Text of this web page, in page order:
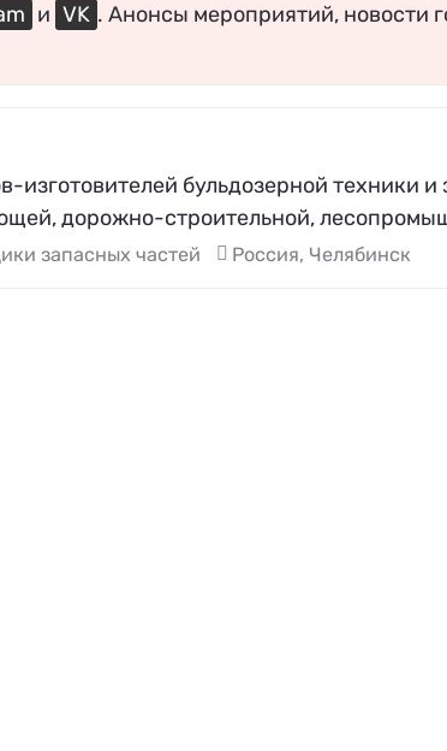
и VK . Анонсы мероприятий, новости
изготовителей бульдозерной техники и
дорожно-строительной,
запасных частей Россия, Челябинск